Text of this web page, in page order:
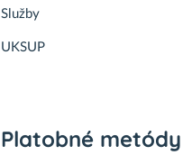
Služby
UKSUP
Platobné metódy